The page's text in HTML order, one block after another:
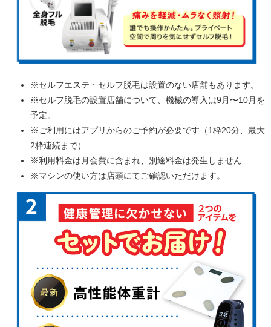
※セルフエステ・セルフ脱毛は設置のない店舗もあります。
※セルフ脱毛の設置店舗について、機械の導入は9月〜10月を
予定。
※ご利用にはアプリからのご予約が必要です（1枠20分、最大
2枠連続まで）
※利用料金は月会費に含まれ、別途料金は発生しません
※マシンの使い方は店頭にてご確認いただけます。